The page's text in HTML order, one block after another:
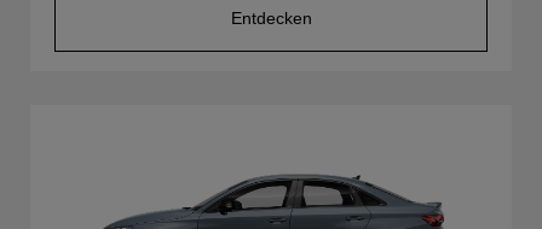
Entdecken